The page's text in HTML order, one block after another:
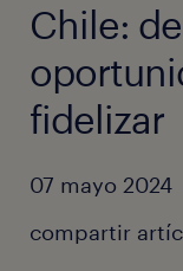
Chile:
fidelizar
07 mayo 2024
compartir